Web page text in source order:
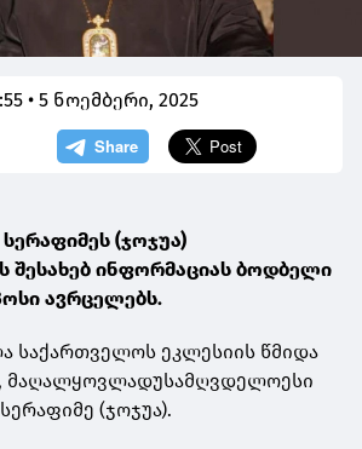
• 5 ნოემბერი, 2025
(ჯოჯუა)
შესახებ ინფორმაციას ბოდბელი
ავრცელებს.
საქართველოს ეკლესიის წმიდა
მაღალყოვლადუსამღვდელოესი
(ჯოჯუა).